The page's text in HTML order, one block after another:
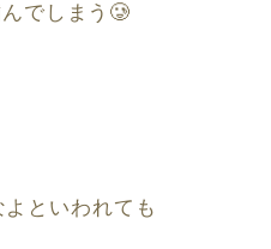
でしまう 🥲
といわれても